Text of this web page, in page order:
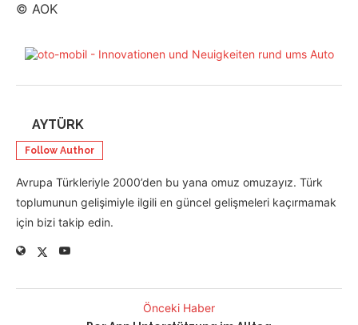
© AOK
AYTÜRK
Follow Author
Avrupa Türkleriyle 2000’den bu yana omuz omuzayız. Türk
toplumunun gelişimiyle ilgili en güncel gelişmeleri kaçırmamak
için bizi takip edin.
Önceki Haber